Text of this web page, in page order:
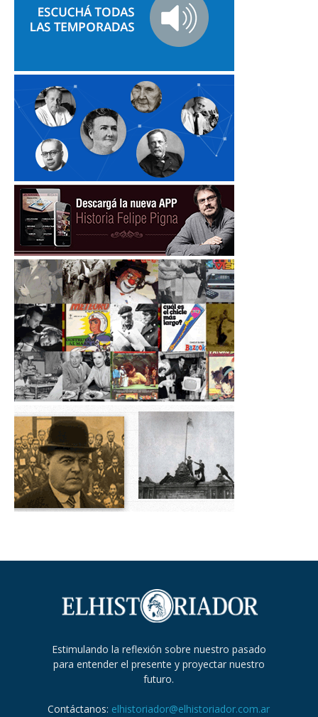
Estimulando la reflexión sobre nuestro pasado
para entender el presente y proyectar nuestro
futuro.
Contáctanos: elhistoriador@elhistoriador.com.ar